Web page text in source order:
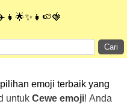
Cari
emoji terbaik yang
untuk Cewe emoji! Anda